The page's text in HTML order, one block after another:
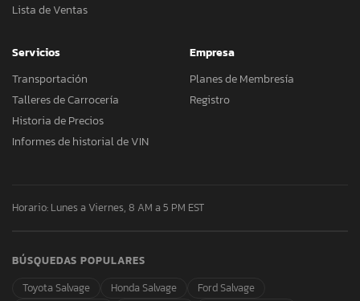
Lista de Ventas
Servicios
Transportación
Talleres de Carrocería
Historia de Precios
Informes de historial de VIN
Empresa
Planes de Membresía
Registro
Horario: Lunes a Viernes, 8 AM a 5 PM EST
BÚSQUEDAS POPULARES
Toyota Salvage
Honda Salvage
Ford Salvage